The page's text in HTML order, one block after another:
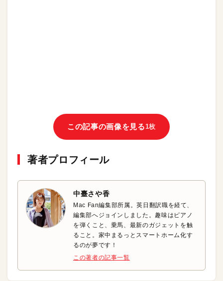
この記事の画像を見る1枚
著者プロフィール
中臺さや香
Mac Fan編集部所属。英日翻訳職を経て、
編集部へジョインしました。趣味はピアノ
を弾くこと、乗馬、最新のガジェットを触
ること。家中まるっとスマートホーム化す
るのが夢です！
この著者の記事一覧